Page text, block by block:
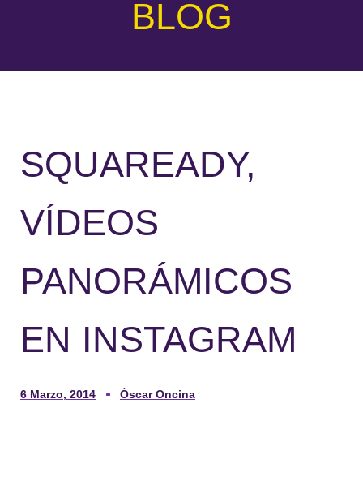
BLOG
SQUAREADY,
VÍDEOS
PANORÁMICOS
EN INSTAGRAM
6 Marzo, 2014 Óscar Oncina